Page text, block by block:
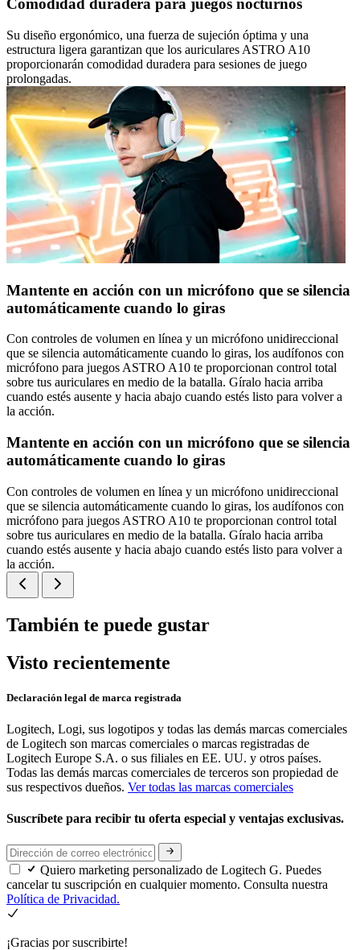
Comodidad duradera para juegos nocturnos
Su diseño ergonómico, una fuerza de sujeción óptima y una
estructura ligera garantizan que los auriculares ASTRO A10
proporcionarán comodidad duradera para sesiones de juego
prolongadas.
Mantente en acción con un micrófono que se silencia
automáticamente cuando lo giras
Con controles de volumen en línea y un micrófono unidireccional
que se silencia automáticamente cuando lo giras, los audífonos con
micrófono para juegos ASTRO A10 te proporcionan control total
sobre tus auriculares en medio de la batalla. Gíralo hacia arriba
cuando estés ausente y hacia abajo cuando estés listo para volver a
la acción.
Mantente en acción con un micrófono que se silencia
automáticamente cuando lo giras
Con controles de volumen en línea y un micrófono unidireccional
que se silencia automáticamente cuando lo giras, los audífonos con
micrófono para juegos ASTRO A10 te proporcionan control total
sobre tus auriculares en medio de la batalla. Gíralo hacia arriba
cuando estés ausente y hacia abajo cuando estés listo para volver a
la acción.
También te puede gustar
Visto recientemente
Declaración legal de marca registrada
Logitech, Logi, sus logotipos y todas las demás marcas comerciales
de Logitech son marcas comerciales o marcas registradas de
Logitech Europe S.A. o sus filiales en EE. UU. y otros países.
Todas las demás marcas comerciales de terceros son propiedad de
sus respectivos dueños. Ver todas las marcas comerciales
Suscríbete para recibir tu oferta especial y ventajas exclusivas.
Quiero marketing personalizado de Logitech G. Puedes
cancelar tu suscripción en cualquier momento. Consulta nuestra
Política de Privacidad.
¡Gracias por suscribirte!